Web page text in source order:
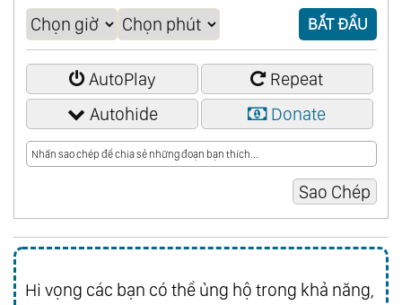
BẮT ĐẦU
AutoPlay
Repeat
Autohide
Donate
Hi vọng các bạn có thể ủng hộ trong khả năng,